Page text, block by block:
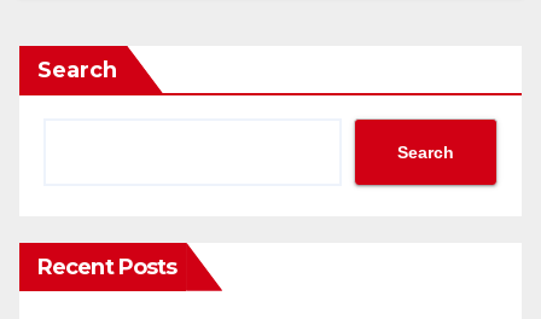
Search
Search
Recent Posts